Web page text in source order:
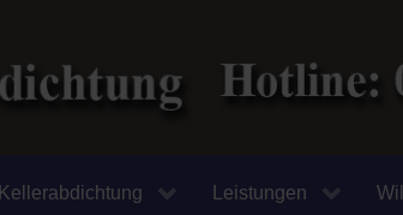
Kellerabdichtung Leistungen